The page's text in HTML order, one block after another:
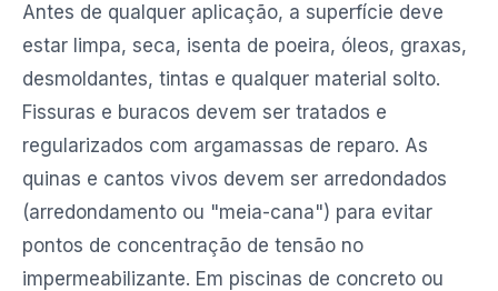
Antes de qualquer aplicação, a superfície deve
estar limpa, seca, isenta de poeira, óleos, graxas,
desmoldantes, tintas e qualquer material solto.
Fissuras e buracos devem ser tratados e
regularizados com argamassas de reparo. As
quinas e cantos vivos devem ser arredondados
(arredondamento ou "meia-cana") para evitar
pontos de concentração de tensão no
impermeabilizante. Em piscinas de concreto ou